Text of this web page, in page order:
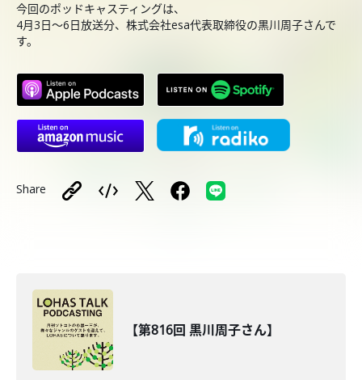
今回のポッドキャスティングは、
4月3日〜6日放送分、株式会社esa代表取締役の黒川周子さんで
す。
Share
【第816回 黒川周子さん】